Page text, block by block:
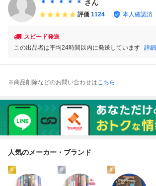
x CIB Tested
＊ ＊ ＊ ＊ ＊ さん
評価 1124 本人確認済
スピード発送
この出品者は平均24時間以内に発送しています 詳細
※商品削除などのお問い合わせはこちら
人気のメーカー・ブランド
1 2 3